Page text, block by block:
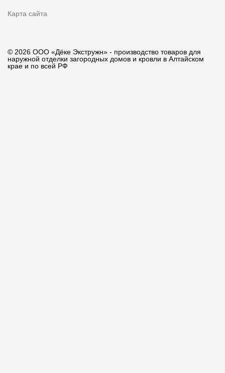
Карта сайта
© 2026 ООО «Дёке Экстружн» - производство товаров для
наружной отделки загородных домов и кровли в Алтайском
крае и по всей РФ